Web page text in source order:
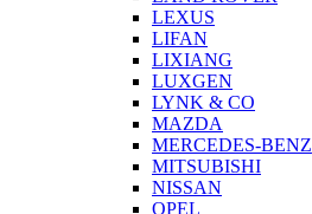
LEXUS
LIFAN
LIXIANG
LUXGEN
LYNK & CO
MAZDA
MERCEDES-BENZ
MITSUBISHI
NISSAN
OPEL